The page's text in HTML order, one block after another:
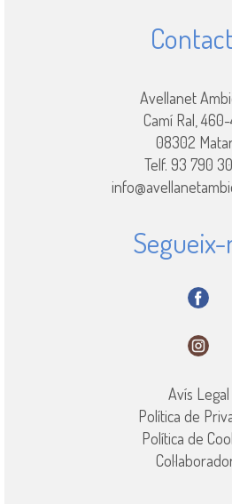
Avellanet
Camí Ral,
08302
Telf. 93 790
Avís Legal
Política de
Política de